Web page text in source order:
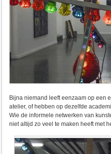
Bijna niemand leeft eenzaam op een
atelier, of hebben op dezelfde
Wie de informele netwerken van
niet altijd zo veel te maken heeft met